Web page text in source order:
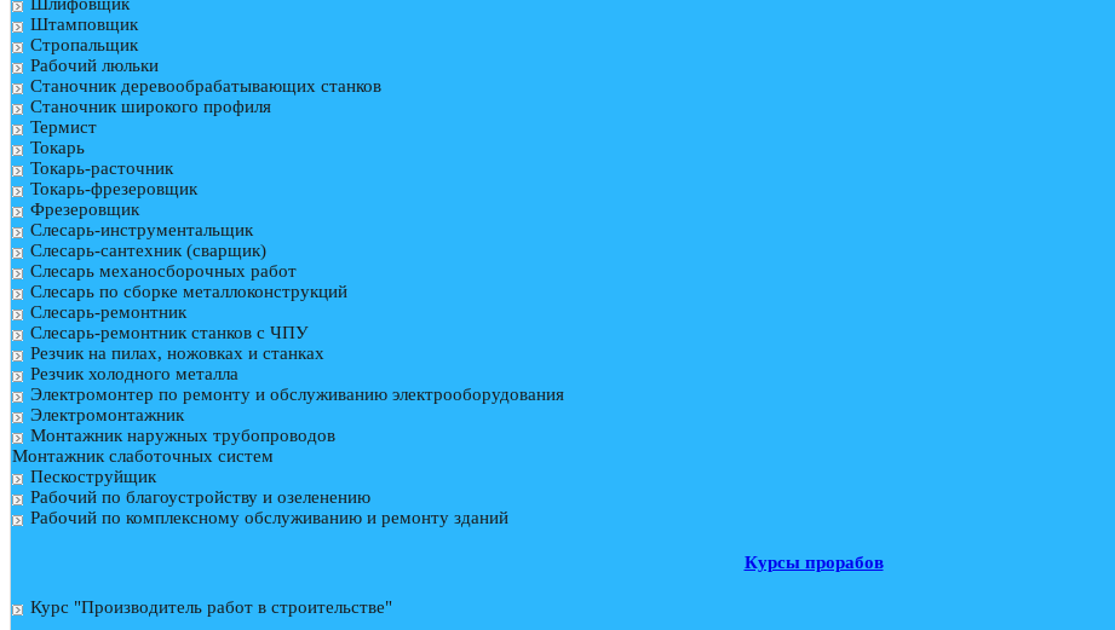
Штамповщик
Стропальщик
Рабочий люльки
Станочник деревообрабатывающих станков
Станочник широкого профиля
Термист
Токарь
Токарь-расточник
Токарь-фрезеровщик
Фрезеровщик
Слесарь-инструментальщик
Слесарь-сантехник (сварщик)
Слесарь механосборочных работ
Слесарь по сборке металлоконструкций
Слесарь-ремонтник
Слесарь-ремонтник станков с ЧПУ
Резчик на пилах, ножовках и станках
Резчик холодного металла
Электромонтер по ремонту и обслуживанию электрооборудования
Электромонтажник
Монтажник наружных трубопроводов
Монтажник слаботочных систем
Пескоструйщик
Рабочий по благоустройству и озеленению
Рабочий по комплексному обслуживанию и ремонту зданий
Курсы прорабов
Курс "Производитель работ в строительстве"